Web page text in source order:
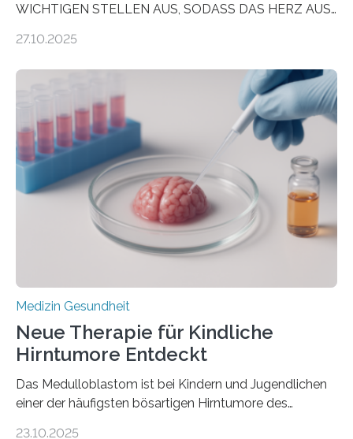
WICHTIGEN STELLEN AUS, SODASS DAS HERZ AUS
aus dem Deutschen Zentrum für Herzinsuffizienz
im Journal Circulation, warum der Energietransport bei
der Hypertrophen Kardiomyopathie (HCM) versagen
kann und wie sich durch eine Verringerung der
Herzbelastung und des oxidativen Stresses
Rhythmusstörungen reduzieren lassen. Würzburg. Die
hypertrophe Kardiomyopathie (HCM) ist die häufigste
erblich bedingte Herzerkrankung. Sie führt dazu, dass
sich die linke Herzkammer verdickt, der Herzmuskel zu
stark kontrahiert…
27.10.2025
Medizin Gesundheit
Neue Therapie für Kindliche
Hirntumore Entdeckt
Das Medulloblastom ist bei Kindern und Jugendlichen
einer der häufigsten bösartigen Hirntumore des
23.10.2025